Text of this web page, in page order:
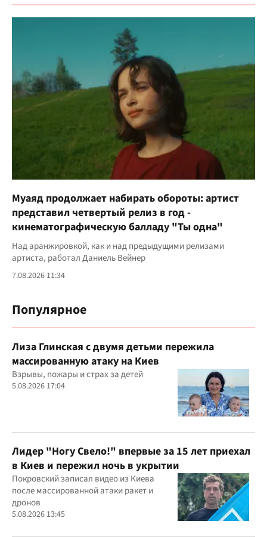
Муаяд продолжает набирать обороты: артист
представил четвертый релиз в год -
кинематографическую балладу "Ты одна"
Над аранжировкой, как и над предыдущими релизами
артиста, работал Даниель Вейнер
7.08.2026 11:34
Популярное
Лиза Глинская с двумя детьми пережила
массированную атаку на Киев
Взрывы, пожары и страх за детей
5.08.2026 17:04
Лидер "Ногу Свело!" впервые за 15 лет приехал
в Киев и пережил ночь в укрытии
Покровский записал видео из Киева
после массированной атаки ракет и
дронов
5.08.2026 13:45